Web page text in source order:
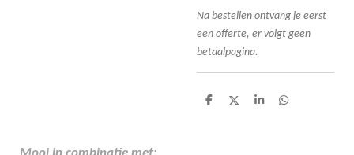
Na bestellen ontvang je eerst
een offerte, er volgt geen
betaalpagina.
D
D
S
D